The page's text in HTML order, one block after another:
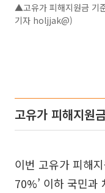
▲고유가 피해지원금 기
기자 holjjak@)
고유가 피해지원
이번 고유가 피해
70%’ 이하 국민과